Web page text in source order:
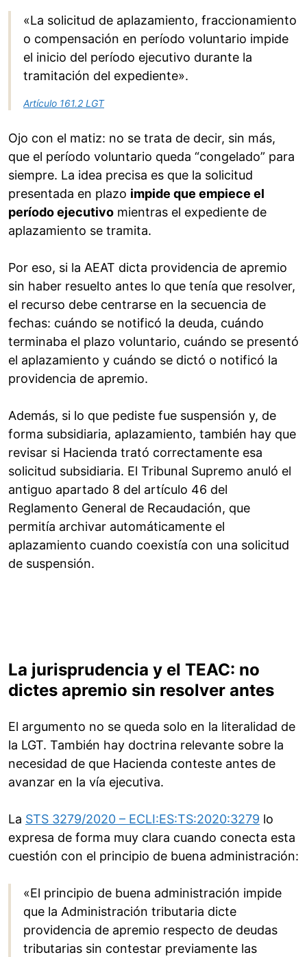
«La solicitud de aplazamiento, fraccionamiento
o compensación en período voluntario impide
el inicio del período ejecutivo durante la
tramitación del expediente».
Artículo 161.2 LGT
Ojo con el matiz: no se trata de decir, sin más,
que el período voluntario queda “congelado” para
siempre. La idea precisa es que la solicitud
presentada en plazo impide que empiece el
período ejecutivo mientras el expediente de
aplazamiento se tramita.
Por eso, si la AEAT dicta providencia de apremio
sin haber resuelto antes lo que tenía que resolver,
el recurso debe centrarse en la secuencia de
fechas: cuándo se notificó la deuda, cuándo
terminaba el plazo voluntario, cuándo se presentó
el aplazamiento y cuándo se dictó o notificó la
providencia de apremio.
Además, si lo que pediste fue suspensión y, de
forma subsidiaria, aplazamiento, también hay que
revisar si Hacienda trató correctamente esa
solicitud subsidiaria. El Tribunal Supremo anuló el
antiguo apartado 8 del artículo 46 del
Reglamento General de Recaudación, que
permitía archivar automáticamente el
aplazamiento cuando coexistía con una solicitud
de suspensión.
La jurisprudencia y el TEAC: no
dictes apremio sin resolver antes
El argumento no se queda solo en la literalidad de
la LGT. También hay doctrina relevante sobre la
necesidad de que Hacienda conteste antes de
avanzar en la vía ejecutiva.
La STS 3279/2020 – ECLI:ES:TS:2020:3279 lo
expresa de forma muy clara cuando conecta esta
cuestión con el principio de buena administración:
«El principio de buena administración impide
que la Administración tributaria dicte
providencia de apremio respecto de deudas
tributarias sin contestar previamente las